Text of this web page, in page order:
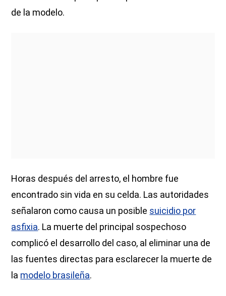
de la modelo.
Horas después del arresto, el hombre fue
encontrado sin vida en su celda. Las autoridades
señalaron como causa un posible suicidio por
asfixia. La muerte del principal sospechoso
complicó el desarrollo del caso, al eliminar una de
las fuentes directas para esclarecer la muerte de
la modelo brasileña.